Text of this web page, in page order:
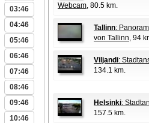
03:46
04:46
05:46
06:46
07:46
08:46
09:46
10:46
Webcam, 80.5 km.
Tallinn:
von Tallinn, 94
Viljandi:
134.1 km.
Helsinki:
157.5 km.